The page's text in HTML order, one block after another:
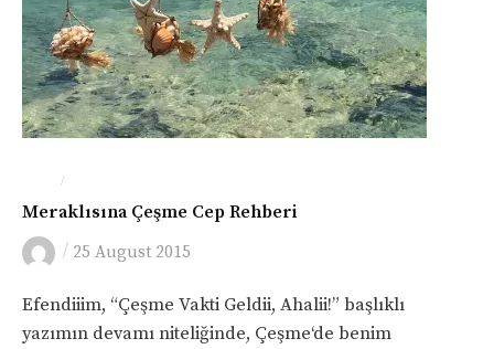
/
Meraklısına Çeşme Cep Rehberi
/ 25 August 2015
Efendiiim, “Çeşme Vakti Geldii, Ahalii!” başlıklı
yazımın devamı niteliğinde, Çeşme‘de benim